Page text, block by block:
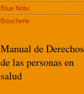
Blue Note
Boucherie
Manual de Derechos
de las personas en
salud